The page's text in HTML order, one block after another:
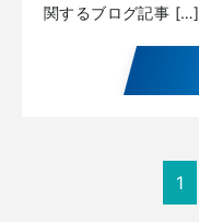
関するブログ記事 […]
1